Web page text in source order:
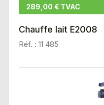
289,00 € TVAC
Chauffe lait E2008
Réf. : 11 485